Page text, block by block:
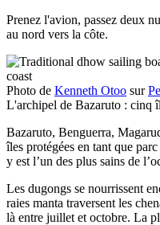
Prenez l'avion, passez deux
au nord vers la côte.
Photo de Kenneth Otoo sur
L'archipel de Bazaruto : cinq
Bazaruto, Benguerra,
îles protégées en tant que
y est l’un des plus sains de
Les dugongs se nourrissent
raies manta traversent les
là entre juillet et octobre. La